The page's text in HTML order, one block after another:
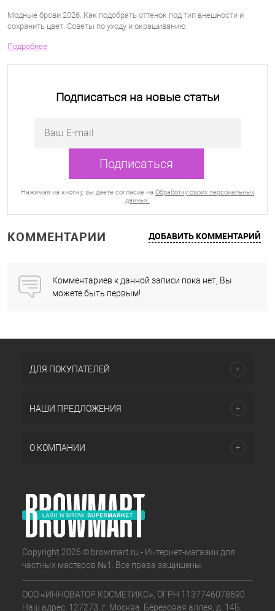
Модные брови 2026. Как подобрать оттенок под тип внешности и
сохранить цвет. Советы по уходу и окрашиванию.
Подробнее
Подписаться на новые статьи
Нажимая на кнопку, вы даете согласие на Обработку своих персональных
данных.
КОММЕНТАРИИ ДОБАВИТЬ КОММЕНТАРИЙ
Комментариев к данной записи пока нет, Вы
можете быть первым!
ДЛЯ ПОКУПАТЕЛЕЙ
НАШИ ПРЕДЛОЖЕНИЯ
О КОМПАНИИ
Copyright 2026 © browmart.ru - Интернет-магазин для
частных мастеров №1. Все права защищены.
ООО «ИННОВАТОР КОСМЕТИКС», ОГРН 1137746078690
Наш адрес: 127273, г. Москва, Берёзовая аллея, д. 14Б,